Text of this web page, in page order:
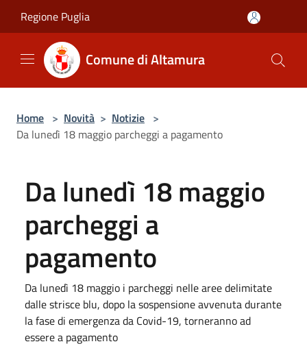
Regione Puglia
Comune di Altamura
Home > Novità > Notizie >
Da lunedì 18 maggio parcheggi a pagamento
Da lunedì 18 maggio
parcheggi a
pagamento
Da lunedì 18 maggio i parcheggi nelle aree delimitate
dalle strisce blu, dopo la sospensione avvenuta durante
la fase di emergenza da Covid-19, torneranno ad
essere a pagamento